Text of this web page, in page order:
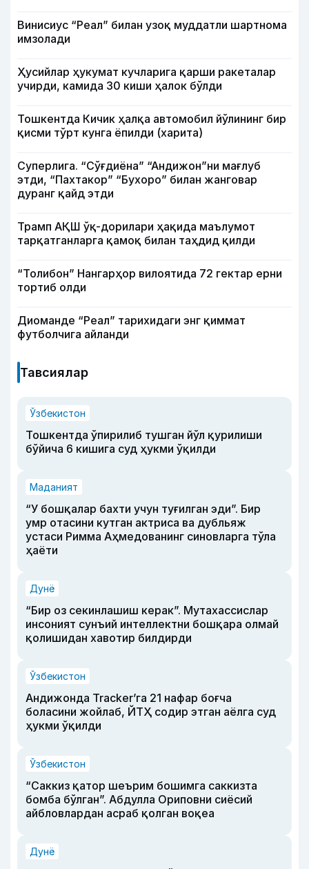
Винисиус “Реал” билан узоқ муддатли шартнома
имзолади
Ҳусийлар ҳукумат кучларига қарши ракеталар
учирди, камида 30 киши ҳалок бўлди
Тошкентда Кичик ҳалқа автомобил йўлининг бир
қисми тўрт кунга ёпилди (харита)
Суперлига. “Сўғдиёна” “Андижон”ни мағлуб
этди, “Пахтакор” “Бухоро” билан жанговар
дуранг қайд этди
Трамп АҚШ ўқ-дорилари ҳақида маълумот
тарқатганларга қамоқ билан таҳдид қилди
“Толибон” Нангарҳор вилоятида 72 гектар ерни
тортиб олди
Диоманде “Реал” тарихидаги энг қиммат
футболчига айланди
Тавсиялар
Ўзбекистон
Тошкентда ўпирилиб тушган йўл қурилиши
бўйича 6 кишига суд ҳукми ўқилди
Маданият
“У бошқалар бахти учун туғилган эди”. Бир
умр отасини кутган актриса ва дубльяж
устаси Римма Аҳмедованинг синовларга тўла
ҳаёти
Дунё
“Бир оз секинлашиш керак”. Мутахассислар
инсоният сунъий интеллектни бошқара олмай
қолишидан хавотир билдирди
Ўзбекистон
Андижонда Tracker’га 21 нафар боғча
боласини жойлаб, ЙТҲ содир этган аёлга суд
ҳукми ўқилди
Ўзбекистон
“Саккиз қатор шеърим бошимга саккизта
бомба бўлган”. Абдулла Ориповни сиёсий
айбловлардан асраб қолган воқеа
Дунё